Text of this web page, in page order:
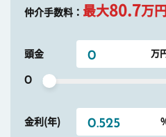
仲介手数料： 最大80.7万円
頭金
0
金利(年)